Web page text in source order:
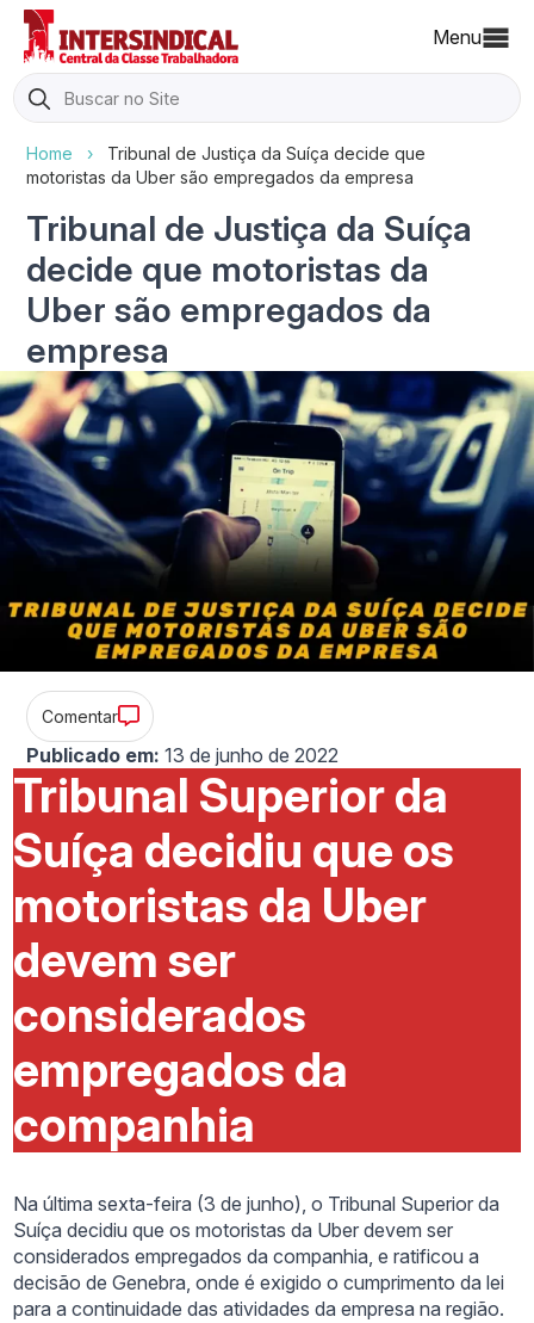
Menu
Search
for:
Home ›
Tribunal de Justiça da Suíça decide que
motoristas da Uber são empregados da empresa
Tribunal de Justiça da Suíça
decide que motoristas da
Uber são empregados da
empresa
Comentar
Publicado em: 13 de junho de 2022
Tribunal Superior da
Suíça decidiu que os
motoristas da Uber
devem ser
considerados
empregados da
companhia
Na última sexta-feira (3 de junho), o Tribunal Superior da
Suíça decidiu que os motoristas da Uber devem ser
considerados empregados da companhia, e ratificou a
decisão de Genebra, onde é exigido o cumprimento da lei
para a continuidade das atividades da empresa na região.